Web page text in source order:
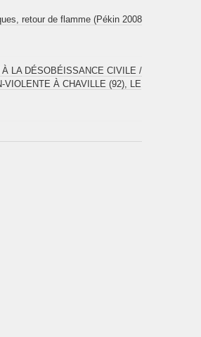
retour de flamme (Pékin 2008
À LA DÉSOBÉISSANCE CIVILE /
VIOLENTE À CHAVILLE (92), LE